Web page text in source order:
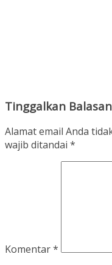
Tinggalkan Balasan
Alamat email Anda
wajib ditandai *
Komentar*